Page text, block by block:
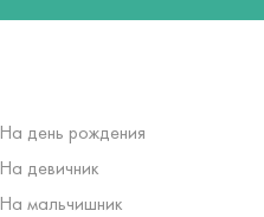
На день рождения
На девичник
На мальчишник